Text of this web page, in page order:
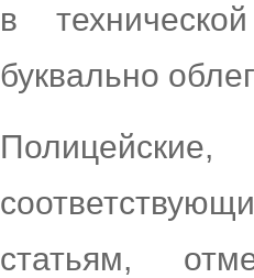
в
буквально
статьям,